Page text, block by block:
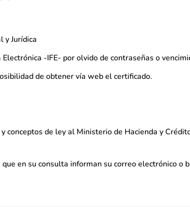
y Jurídica
-IFE- por olvido de contraseñas o
de obtener vía web el certificado.
conceptos de ley al Ministerio de Hacienda y
en su consulta informan su correo electrónico o